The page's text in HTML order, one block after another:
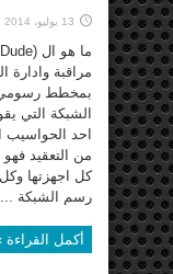
13 يوليو، 2014
مراقبة
بمخطط رسومي
الشبكة التي
احد الحواسيب
من التعقيد
كل اجهزتها
رسم الشبكة ...
أكمل القراءة